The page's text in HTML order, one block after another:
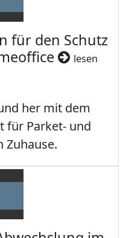
für den Schutz
lesen
her mit dem
für Parket- und
Zuhause.